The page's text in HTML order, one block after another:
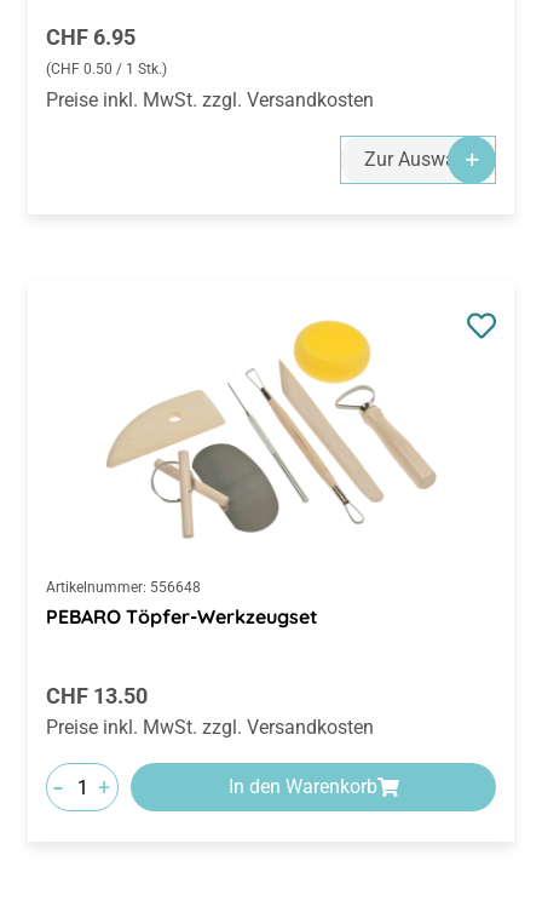
Regulärer Preis:
CHF 6.95
(CHF 0.50 / 1 Stk.)
Preise inkl. MwSt. zzgl. Versandkosten
Zur Auswahl
Artikelnummer: 556648
PEBARO Töpfer-Werkzeugset
Regulärer Preis:
CHF 13.50
Preise inkl. MwSt. zzgl. Versandkosten
- + In den Warenkorb